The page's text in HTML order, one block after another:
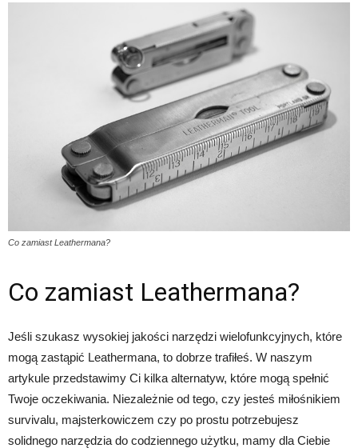
Co zamiast Leathermana?
Co zamiast Leathermana?
Jeśli szukasz wysokiej jakości narzędzi wielofunkcyjnych, które
mogą zastąpić Leathermana, to dobrze trafiłeś. W naszym
artykule przedstawimy Ci kilka alternatyw, które mogą spełnić
Twoje oczekiwania. Niezależnie od tego, czy jesteś miłośnikiem
survivalu, majsterkowiczem czy po prostu potrzebujesz
solidnego narzędzia do codziennego użytku, mamy dla Ciebie